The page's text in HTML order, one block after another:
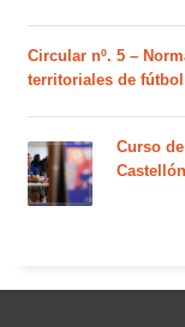
Circular nº. 5 –
territoriales de fútbol
Curso